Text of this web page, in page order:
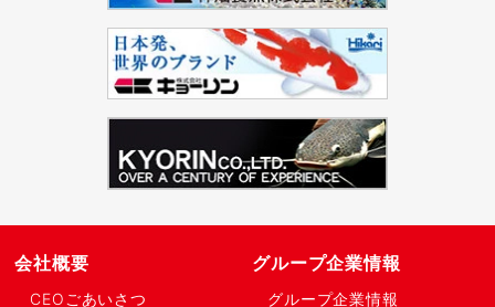
会社概要
CEOごあいさつ
グループ企業情報
グループ企業情報